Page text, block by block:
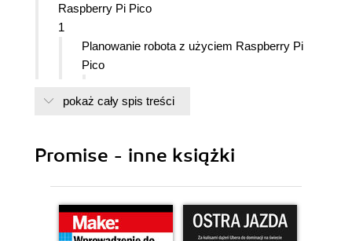
Raspberry Pi Pico
1
Planowanie robota z użyciem Raspberry Pi
Pico
Co to jest Raspberry Pi Pico i dlaczego
Python
Co to jest CircuitPython?
Planowanie robota z użyciem Raspberry
pokaż cały spis treści
Promise - inne książki